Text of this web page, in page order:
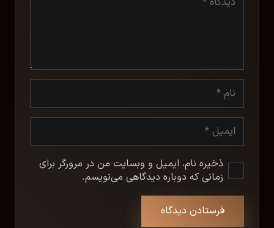
ذخیره نام، ایمیل و وبسایت من در مرورگر برای
زمانی که دوباره دیدگاهی می‌نویسم.
فرستادن دیدگاه